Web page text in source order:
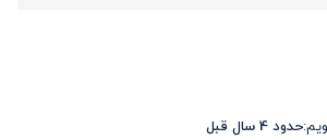
حدود 4 سال قبل